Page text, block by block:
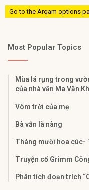
Go to the Arqam options
Most Popular Topics
Mùa lá rụng trong
của nhà văn Ma Văn
Vòm trời của mẹ
Bà vẫn là nàng
Tháng mười hoa cúc-
Truyện cổ Grimm
Phân tích đoạn trích